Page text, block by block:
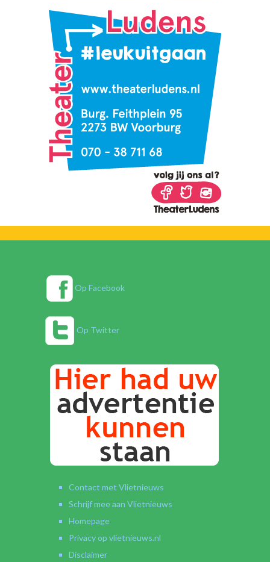
Op Facebook
Op Twitter
Contact met Vlietnieuws
Schrijf mee aan Vlietnieuws
Homepage
Privacy op vlietnieuws.nl
Disclaimer